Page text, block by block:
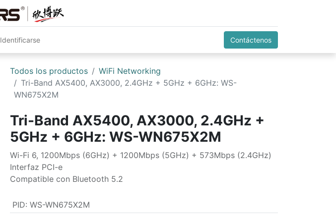
Identificarse Contáctenos
Todos los productos
WiFi Networking
Tri-Band AX5400, AX3000, 2.4GHz + 5GHz + 6GHz: WS-
WN675X2M
Tri-Band AX5400, AX3000, 2.4GHz +
5GHz + 6GHz: WS-WN675X2M
Wi-Fi 6, 1200Mbps (6GHz) + 1200Mbps (5GHz) + 573Mbps (2.4GHz)
Interfaz PCI-e
Compatible con Bluetooth 5.2
PID: WS-WN675X2M